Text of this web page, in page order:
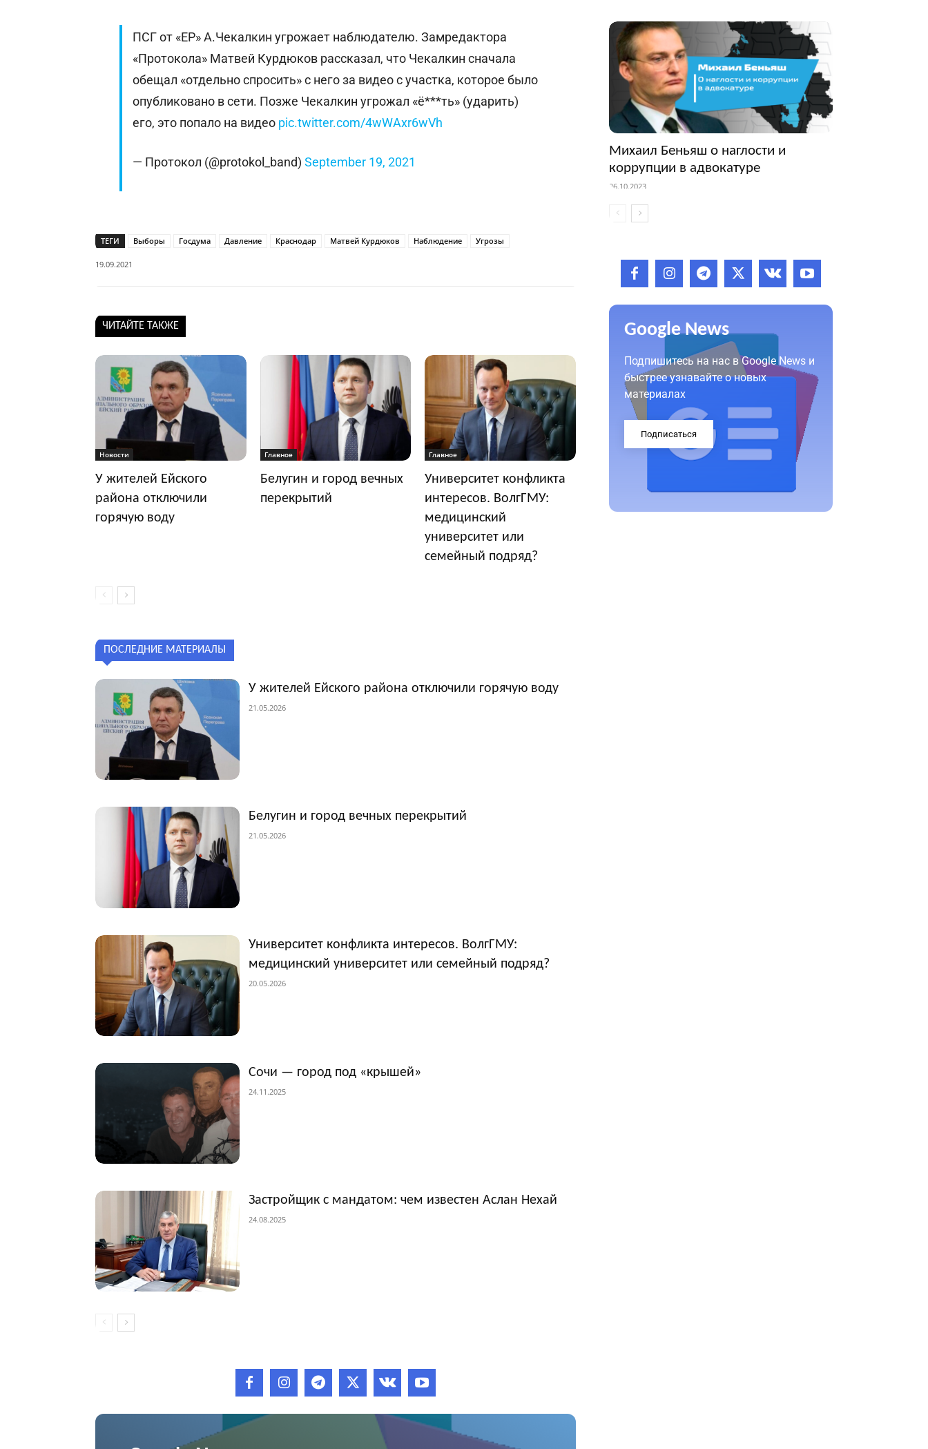
ПСГ от «ЕР» А.Чекалкин угрожает наблюдателю. Замредактора
«Протокола» Матвей Курдюков рассказал, что Чекалкин сначала
обещал «отдельно спросить» с него за видео с участка, которое было
опубликовано в сети. Позже Чекалкин угрожал «ё***ть» (ударить)
его, это попало на видео pic.twitter.com/4wWAxr6wVh
— Протокол (@protokol_band) September 19, 2021
ТЕГИ Выборы Госдума Давление Краснодар Матвей Курдюков Наблюдение Угрозы
19.09.2021
ЧИТАЙТЕ ТАКЖЕ
Новости
У жителей Ейского
района отключили
горячую воду
Главное
Белугин и город вечных
перекрытий
Главное
Университет конфликта
интересов. ВолгГМУ:
медицинский
университет или
семейный подряд?
ПОСЛЕДНИЕ МАТЕРИАЛЫ
У жителей Ейского района отключили горячую воду
21.05.2026
Белугин и город вечных перекрытий
21.05.2026
Университет конфликта интересов. ВолгГМУ:
медицинский университет или семейный подряд?
20.05.2026
Сочи — город под «крышей»
24.11.2025
Застройщик с мандатом: чем известен Аслан Нехай
24.08.2025
Михаил Беньяш о наглости и
коррупции в адвокатуре
26.10.2023
Google News
Подпишитесь на нас в Google News и
быстрее узнавайте о новых
материалах
Подписаться